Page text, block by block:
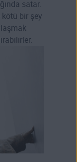
satar.
kötü bir şey